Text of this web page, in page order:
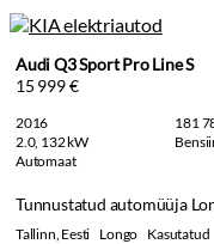
Audi Q3 Sport Pro Line S
15 999 €
2016
181
2.0, 132 kW
Automaat
Tunnustatud automüüja
Tallinn, Eesti Longo Kasutatud